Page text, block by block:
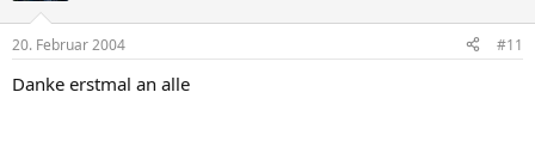
20. Februar 2004 #11
Danke erstmal an alle